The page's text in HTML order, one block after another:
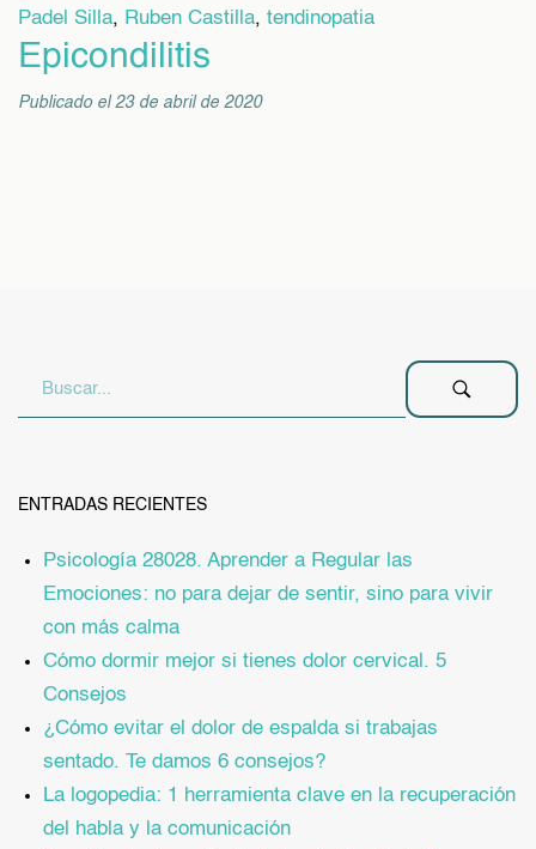
Padel Silla, Ruben Castilla, tendinopatia
Epicondilitis
Publicado el 23 de abril de 2020
ENTRADAS RECIENTES
Psicología 28028. Aprender a Regular las
Emociones: no para dejar de sentir, sino para vivir
con más calma
Cómo dormir mejor si tienes dolor cervical. 5
Consejos
¿Cómo evitar el dolor de espalda si trabajas
sentado. Te damos 6 consejos?
La logopedia: 1 herramienta clave en la recuperación
del habla y la comunicación